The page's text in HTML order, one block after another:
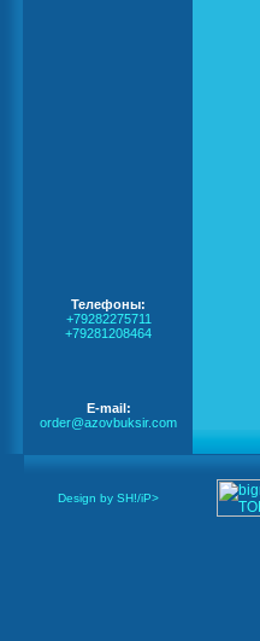
Телефоны:
+79282275711
+79281208464
E-mail:
order@azovbuksir.com
Design by SH!/iP>